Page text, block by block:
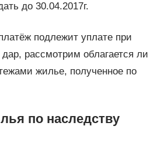
до 30.04.2017г.
подлежит уплате при
рассмотрим облагается ли
жилье, полученное по
по наследству